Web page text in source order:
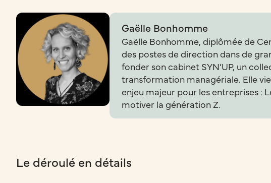
Gaëlle Bonhomme
Gaëlle Bonhomme, diplômée de
des postes de direction dans de
fonder son cabinet SYN’UP, un
transformation managériale. Elle
enjeu majeur pour les entreprises :
motiver la génération Z.
Le déroulé en détails